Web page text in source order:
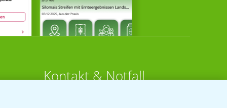
Kontakt & Notfall